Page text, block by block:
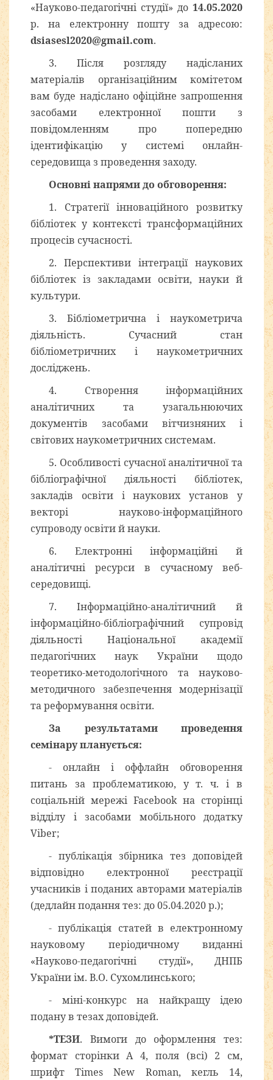
«Науково-педагогічні студії» до 14.05.2020
р. на електронну пошту за адресою:
dsiasesl2020@gmail.com.
3. Після розгляду надісланих
матеріалів організаційним комітетом
вам буде надіслано офіційне запрошення
засобами електронної пошти з
повідомленням про попередню
ідентифікацію у системі онлайн-
середовища з проведення заходу.
Основні напрями до обговорення:
1. Стратегії інноваційного розвитку
бібліотек у контексті трансформаційних
процесів сучасності.
2. Перспективи інтеграції наукових
бібліотек із закладами освіти, науки й
культури.
3. Бібліометрична і наукометрича
діяльність. Сучасний стан
бібліометричних і наукометричних
досліджень.
4. Створення інформаційних
аналітичних та узагальнюючих
документів засобами вітчизняних і
світових наукометричних системам.
5. Особливості сучасної аналітичної та
бібліографічної діяльності бібліотек,
закладів освіти і наукових установ у
векторі науково-інформаційного
супроводу освіти й науки.
6. Електронні інформаційні й
аналітичні ресурси в сучасному веб-
середовищі.
7. Інформаційно-аналітичний й
інформаційно-бібліографічний супровід
діяльності Національної академії
педагогічних наук України щодо
теоретико-методологічного та науково-
методичного забезпечення модернізації
та реформування освіти.
За результатами проведення
семінару планується:
- онлайн і оффлайн обговорення
питань за проблематикою, у т. ч. і в
соціальній мережі Facebook на сторінці
відділу і засобами мобільного додатку
Viber;
- публікація збірника тез доповідей
відповідно електронної реєстрації
учасників і поданих авторами матеріалів
(дедлайн подання тез: до 05.04.2020 р.);
- публікація статей в електронному
науковому періодичному виданні
«Науково-педагогічні студії», ДНПБ
України ім. В.О. Сухомлинського;
- міні-конкурс на найкращу ідею
подану в тезах доповідей.
*ТЕЗИ. Вимоги до оформлення тез:
формат сторінки А 4, поля (всі) 2 см,
шрифт Times New Roman, кегль 14,